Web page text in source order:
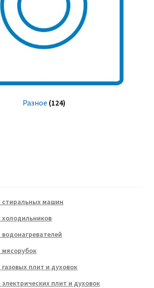
Разное (124)
стиральных машин
плит и духовок
плит и духовок